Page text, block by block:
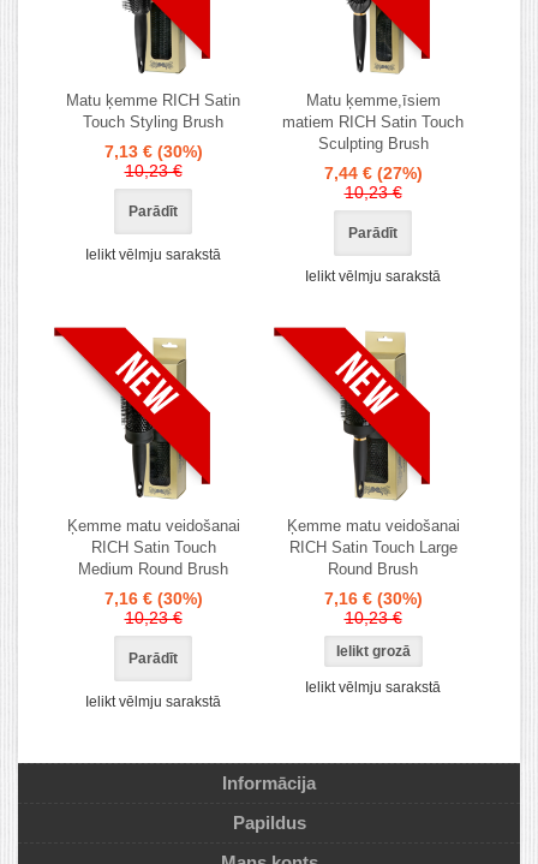
Matu ķemme RICH Satin
Touch Styling Brush
7,13 € (30%)
10,23 €
Parādīt
Ielikt vēlmju sarakstā
Matu ķemme,īsiem
matiem RICH Satin Touch
Sculpting Brush
7,44 € (27%)
10,23 €
Parādīt
Ielikt vēlmju sarakstā
Ķemme matu veidošanai
RICH Satin Touch
Medium Round Brush
7,16 € (30%)
10,23 €
Parādīt
Ielikt vēlmju sarakstā
Ķemme matu veidošanai
RICH Satin Touch Large
Round Brush
7,16 € (30%)
10,23 €
Ielikt vēlmju sarakstā
Informācija
Papildus